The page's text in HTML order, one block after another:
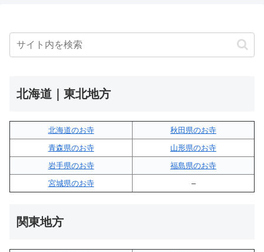
北海道｜東北地方
北海道のお寺
秋田県のお寺
青森県のお寺
山形県のお寺
岩手県のお寺
福島県のお寺
宮城県のお寺
–
関東地方